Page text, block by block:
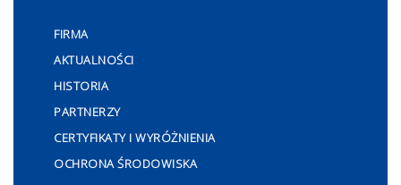
FIRMA
AKTUALNOŚCI
HISTORIA
PARTNERZY
CERTYFIKATY I WYRÓŻNIENIA
OCHRONA ŚRODOWISKA